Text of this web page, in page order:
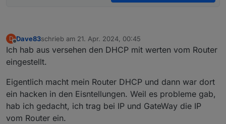
D
Offline
Dave83schrieb am 21. Apr. 2024, 00:45
zuletzt editiert von
Ich hab aus versehen den DHCP mit werten vom Router
eingestellt.
Eigentlich macht mein Router DHCP und dann war dort
ein hacken in den Eisntellungen. Weil es probleme gab,
hab ich gedacht, ich trag bei IP und GateWay die IP
vom Router ein.